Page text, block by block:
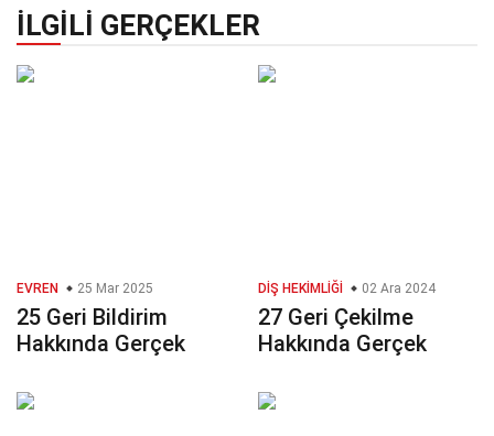
İLGILI GERÇEKLER
EVREN 25 Mar 2025
25 Geri Bildirim
Hakkında Gerçek
DIŞ HEKIMLIĞI 02 Ara 2024
27 Geri Çekilme
Hakkında Gerçek